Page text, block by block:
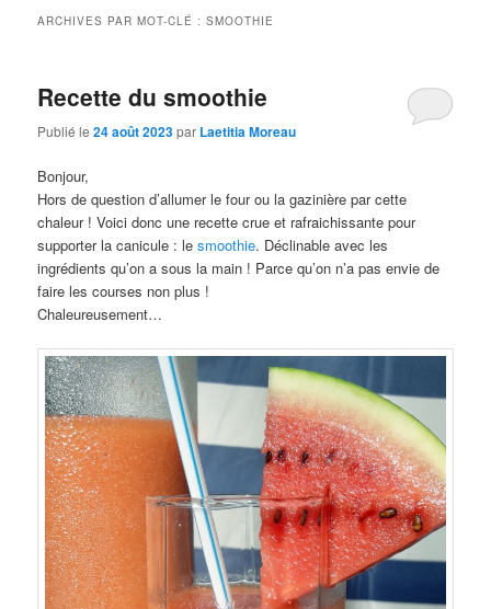
ARCHIVES PAR MOT-CLÉ :SMOOTHIE
Recette du smoothie
Publié le24 août 2023par Laetitia Moreau
Bonjour,
Hors de question d’allumer le four ou la gazinière par cette
chaleur ! Voici donc une recette crue et rafraichissante pour
supporter la canicule : lesmoothie. Déclinable avec les
ingrédients qu’on a sous la main ! Parce qu’on n’a pas envie de
faire les courses non plus !
Chaleureusement…